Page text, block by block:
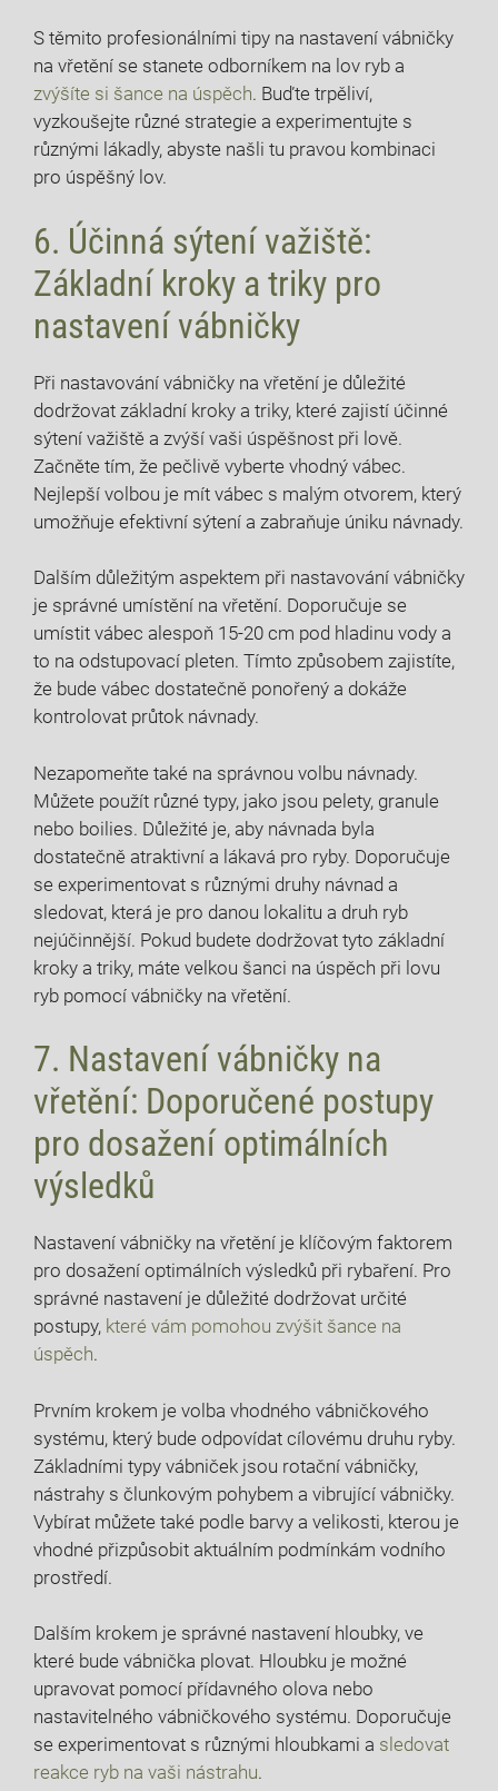
S těmito profesionálními tipy na nastavení vábničky
na vřetění se ⁢stanete odborníkem na⁣ lov ryb ‌a
zvýšíte si šance na úspěch. ​Buďte trpěliví,
vyzkoušejte ​různé strategie a experimentujte s
různými lákadly, abyste našli tu pravou kombinaci
pro úspěšný lov.
6. Účinná sýtení važiště:
Základní kroky ⁤a triky pro
nastavení⁤ vábničky
Při nastavování vábničky⁣ na vřetění je důležité
dodržovat základní kroky a triky, které zajistí účinné
sýtení važiště a zvýší vaši úspěšnost ⁣při lově.
Začněte tím, že pečlivě vyberte ⁤vhodný vábec.
Nejlepší volbou je mít vábec s malým otvorem, který
umožňuje efektivní sýtení a zabraňuje úniku návnady.
Dalším důležitým aspektem při nastavování⁢ vábničky
je správné umístění na⁤ vřetění. Doporučuje se
umístit vábec alespoň 15-20 cm pod hladinu vody ⁤a
to na ⁤odstupovací pleten.​ Tímto způsobem zajistíte,
že bude vábec dostatečně ponořený a dokáže‌
kontrolovat průtok návnady.
Nezapomeňte také na správnou volbu návnady.
Můžete použít různé typy, ‌jako jsou pelety, granule
nebo boilies. Důležité je, aby návnada byla
dostatečně atraktivní ‍a lákavá pro ryby. Doporučuje
se experimentovat s různými druhy návnad a
sledovat, ⁢která ⁢je pro danou lokalitu a druh ryb
nejúčinnější. ⁣Pokud budete dodržovat tyto základní
kroky a ‌triky, máte velkou šanci na úspěch při lovu
ryb pomocí vábničky na vřetění.
7. ​Nastavení vábničky na⁢
vřetění: Doporučené postupy
pro dosažení optimálních
výsledků
Nastavení vábničky na vřetění je klíčovým faktorem
pro dosažení optimálních výsledků při rybaření. Pro
správné nastavení⁤ je důležité dodržovat určité
postupy, které ⁤vám pomohou zvýšit šance na
úspěch.
Prvním‌ krokem⁤ je volba vhodného vábničkového
systému, který bude odpovídat⁢ cílovému druhu ryby.
Základními typy vábniček jsou rotační ⁣vábničky,
nástrahy s člunkovým pohybem a vibrující vábničky.
‌Vybírat můžete také podle barvy⁤ a ‍velikosti, kterou je
vhodné přizpůsobit aktuálním podmínkám vodního
prostředí.
Dalším krokem je správné nastavení hloubky, ve
které bude vábnička plovat. Hloubku je možné
upravovat⁢ pomocí přídavného olova nebo
nastavitelného ​vábničkového ‍systému. Doporučuje
se experimentovat s různými hloubkami a sledovat
reakce ryb na vaši nástrahu.